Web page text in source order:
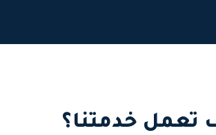
تعمل خدمتنا؟